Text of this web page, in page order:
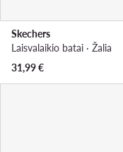
Skechers
Laisvalaikio batai · Žalia
31,99€